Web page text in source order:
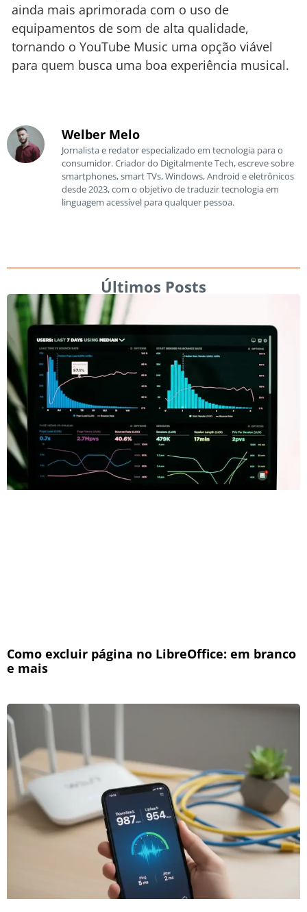
ainda mais aprimorada com o uso de
equipamentos de som de alta qualidade,
tornando o YouTube Music uma opção viável
para quem busca uma boa experiência musical.
Welber Melo
Jornalista e redator especializado em tecnologia para o
consumidor. Criador do Digitalmente Tech, escreve sobre
smartphones, smart TVs, Windows, Android e eletrônicos
desde 2023, com o objetivo de traduzir tecnologia em
linguagem acessível para qualquer pessoa.
Últimos Posts
Como excluir página no LibreOffice: em branco
e mais